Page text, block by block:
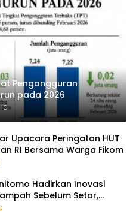
Pengangguran
pada 2026
0
Upacara Peringatan HUT
RI Bersama Warga Fikom
Hadirkan Inovasi
Sebelum Setor,
Lewat Game